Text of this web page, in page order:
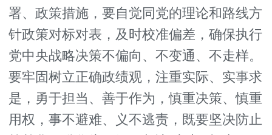
署、政策措施，要自觉同党的理论和路线方
针政策对标对表，及时校准偏差，确保执行
党中央战略决策不偏向、不变通、不走样。
要牢固树立正确政绩观，注重实际、实事求
是，勇于担当、善于作为，慎重决策、慎重
用权，事不避难、义不逃责，既要坚决防止